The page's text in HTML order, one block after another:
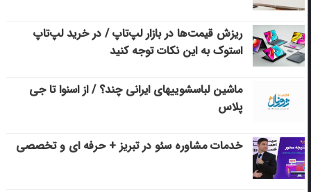
ریزش قیمت‌ها در بازار لپ‌تاپ / در خرید لپ‌تاپ
استوک به این نکات توجه کنید
ماشین لباسشویی‎های ایرانی چند؟ / از اسنوا تا جی
پلاس
خدمات مشاوره سئو در تبریز + حرفه ای و تخصصی